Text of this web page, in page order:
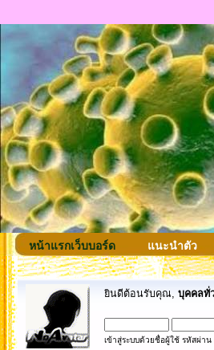
หน้าแรกเว็บบอร์ด แนะนำตัว
ยินดีต้อนรับคุณ, บุคคลทั่
เข้าสู่ระบบด้วยชื่อผู้ใช้ รหัสผ่าน